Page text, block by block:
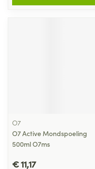
O7
O7 Active Mondspoeling
500ml O7ms
€ 11,17